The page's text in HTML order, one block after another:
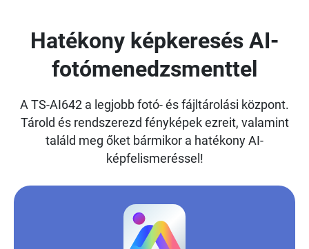
Hatékony képkeresés AI-
fotómenedzsmenttel
A TS-AI642 a legjobb fotó- és fájltárolási központ.
Tárold és rendszerezd fényképek ezreit, valamint
találd meg őket bármikor a hatékony AI-
képfelismeréssel!